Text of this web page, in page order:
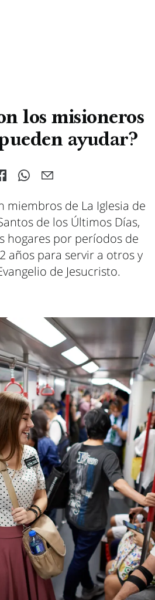
los misioneros
ayudar?
miembros de La Iglesia de
de los Últimos Días,
hogares por períodos de
años para servir a otros y
de Jesucristo.